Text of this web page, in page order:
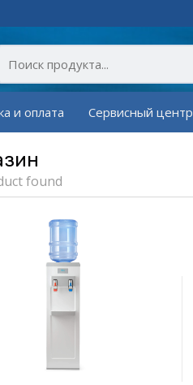
и оплата Сервисный центр
found